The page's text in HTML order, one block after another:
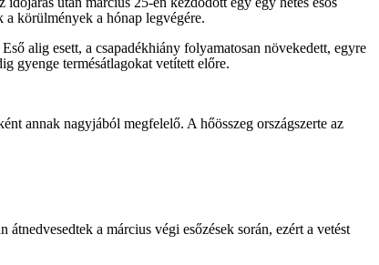
körülmények a hónap legvégére.
alig esett, a csapadékhiány folyamatosan növekedett, egyre
gyenge termésátlagokat vetített előre.
annak nagyjából megfelelő. A hőösszeg országszerte az
a március végi esőzések során, ezért a vetést